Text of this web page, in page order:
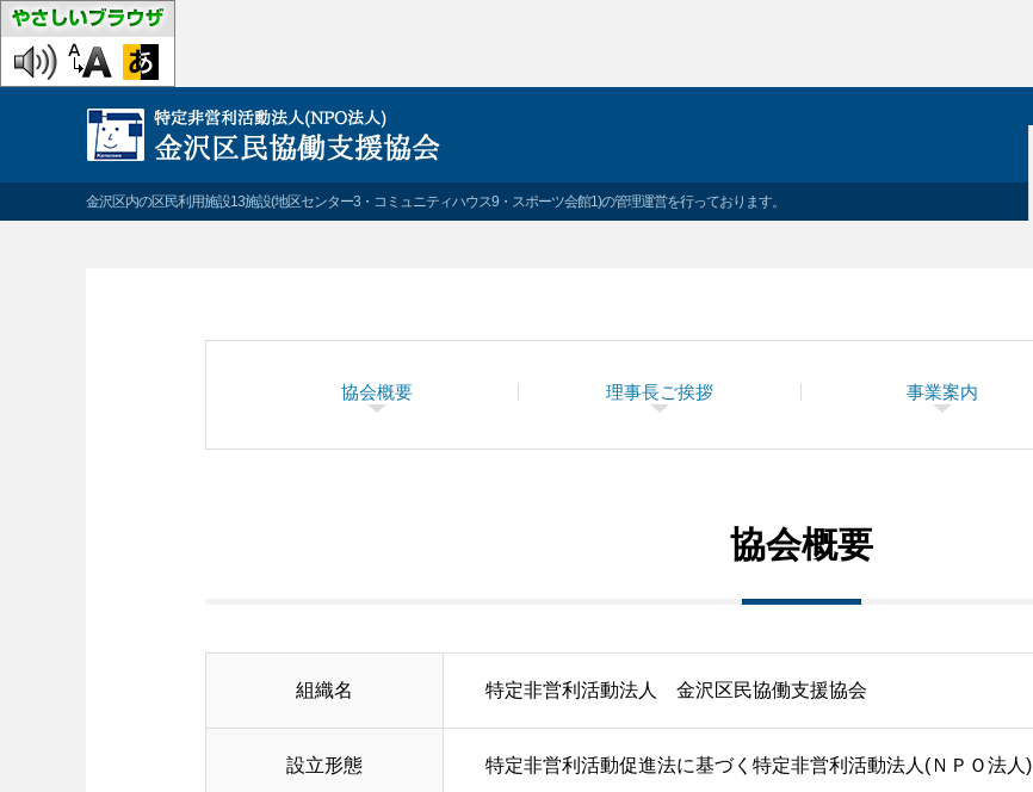
金沢区内の区民利用施設13施設(地区センター3・コミュニティハウス9・スポーツ会館1)の管理運営を行っております。
協会概要 理事長ご挨拶 事業案内
協会概要
組織名 特定非営利活動法人 金沢区民協働支援協会
設立形態 特定非営利活動促進法に基づく特定非営利活動法人(ＮＰＯ法人)